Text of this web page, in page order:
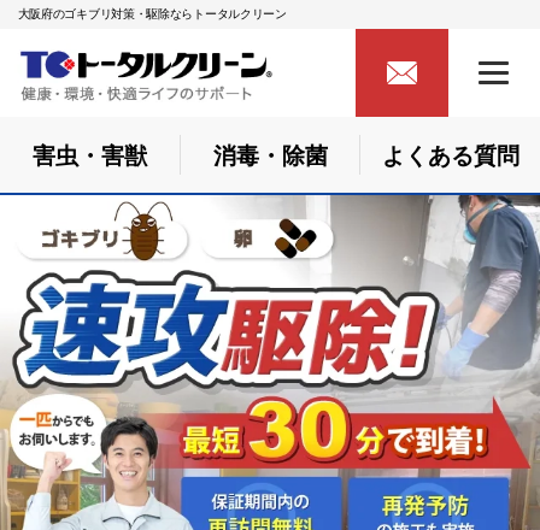
大阪府のゴキブリ対策・駆除ならトータルクリーン
害虫・害獣 消毒・除菌 よくある質問